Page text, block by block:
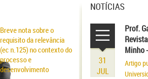
Breve nota sobre o
requisito da relevância
(ec n.125) no contexto do
processo e
desenvolvimento
NOTÍCIAS
31
JUL
Prof.
Minho
Artigo